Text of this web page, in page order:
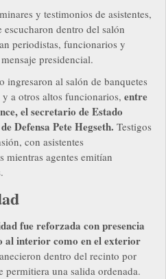
y testimonios de asistentes,
dentro del salón
periodistas, funcionarios y
presidencial.
ingresaron al salón de banquetes
a otros altos funcionarios, entre
el secretario de Estado
Defensa Pete Hegseth. Testigos
con asistentes
mientras agentes emitían
fue reforzada con presencia
al interior como en el exterior
dentro del recinto por
permitiera una salida ordenada.